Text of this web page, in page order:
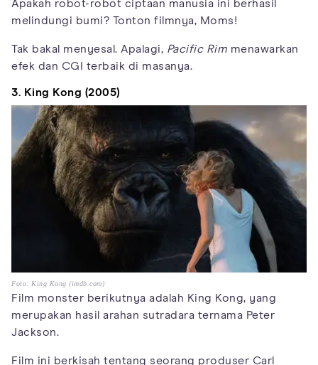
Apakah robot-robot ciptaan manusia ini berhasil
melindungi bumi? Tonton filmnya, Moms!
Tak bakal menyesal. Apalagi, Pacific Rim menawarkan
efek dan CGI terbaik di masanya.
3. King Kong (2005)
Foto: King Kong (imdb.com)
Film monster berikutnya adalah King Kong, yang
merupakan hasil arahan sutradara ternama Peter
Jackson.
Film ini berkisah tentang seorang produser Carl